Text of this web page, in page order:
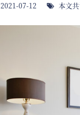
2021-07-12 本文